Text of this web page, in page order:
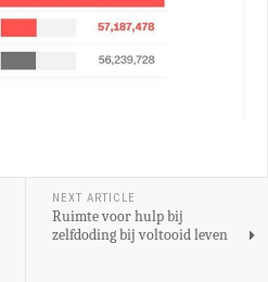
NEXT ARTICLE
Ruimte voor hulp bij
zelfdoding bij voltooid leven